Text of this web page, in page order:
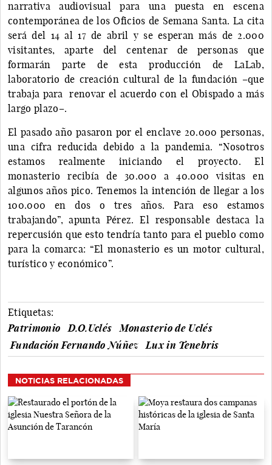
narrativa audiovisual para una puesta en escena
contemporánea de los Oficios de Semana Santa. La cita
será del 14 al 17 de abril y se esperan más de 2.000
visitantes, aparte del centenar de personas que
formarán parte de esta producción de LaLab,
laboratorio de creación cultural de la fundación –que
trabaja para renovar el acuerdo con el Obispado a más
largo plazo–.
El pasado año pasaron por el enclave 20.000 personas,
una cifra reducida debido a la pandemia. “Nosotros
estamos realmente iniciando el proyecto. El
monasterio recibía de 30.000 a 40.000 visitas en
algunos años pico. Tenemos la intención de llegar a los
100.000 en dos o tres años. Para eso estamos
trabajando”, apunta Pérez. El responsable destaca la
repercusión que esto tendría tanto para el pueblo como
para la comarca: “El monasterio es un motor cultural,
turístico y económico”.
Etiquetas:
Patrimonio
D.O.Uclés
Monasterio de Uclés
Fundación Fernando Núñez
Lux in Tenebris
NOTICIAS RELACIONADAS